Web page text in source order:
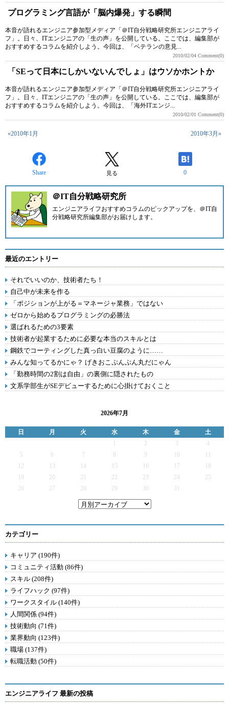
プログラミング言語が「脳内爆発」する瞬間
本音が語れるエンジニア参加型メディア「＠IT自分戦略研究所エンジニアライ
フ」。日々、ITエンジニアの「生の声」を公開している。ここでは、編集部が
おすすめするコラムを紹介しよう。今回は、「ベテランの意見...
2010/02/04 Comment(0)
「SEって日本にしかいないんでしょ」はウソかホントか
本音が語れるエンジニア参加型メディア「＠IT自分戦略研究所エンジニアライ
フ」。日々、ITエンジニアの「生の声」を公開している。ここでは、編集部が
おすすめするコラムを紹介しよう。今回は、「海外ITエンジ...
2010/02/01 Comment(0)
«2010年1月 2010年3月»
Share 見る 0
＠IT自分戦略研究所
エンジニアライフおすすめコラムのピックアップを、 ＠IT自
分戦略研究所編集部がお届けします。
最近のエントリー
それでいいのか、技術者たち！
自己中が未来を作る
「ポジションが上がる＝マネージャ業務」ではない
ゼロから始めるプログラミングの必勝法
選ばれるための3要素
技術者が起業するために必要な本当のスキルとは
鋼鉄でコーティングした真っ白い豆腐のように……
みんな知ってるかにゃ？ げきおこぷんぷん丸だにゃん
「勤務時間の2割は自由」の裏側に隠されたもの
文系学部生がSEデビューするために心掛けておくこと
2026年7月
日 月 火 水 木 金
土
2 3
4
5
6 7 9
12
13 14 15 16 17
19
20 21 22 23 24
25
26
27 28 29 30 31
カテゴリー
キャリア (190件)
コミュニティ活動 (86件)
スキル (208件)
ライフハック (97件)
ワークスタイル (140件)
人間関係 (94件)
技術動向 (71件)
業界動向 (123件)
職場 (137件)
転職活動 (50件)
エンジニアライフ 最新の投稿